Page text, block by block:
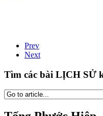
Prev
Next
Tìm các bài LỊCH SỬ